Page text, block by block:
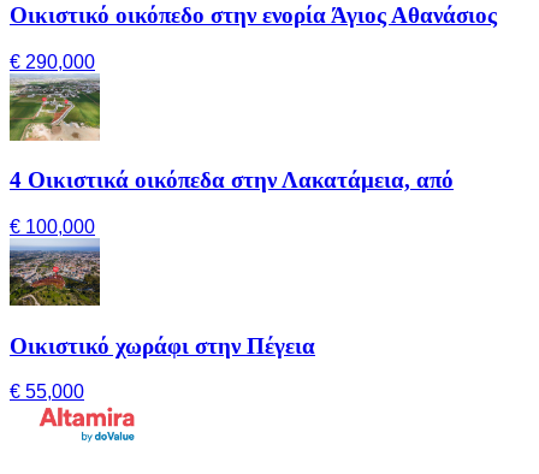
Οικιστικό οικόπεδο στην ενορία Άγιος Αθανάσιος
€ 290,000
4 Οικιστικά οικόπεδα στην Λακατάμεια, από
€ 100,000
Οικιστικό χωράφι στην Πέγεια
€ 55,000